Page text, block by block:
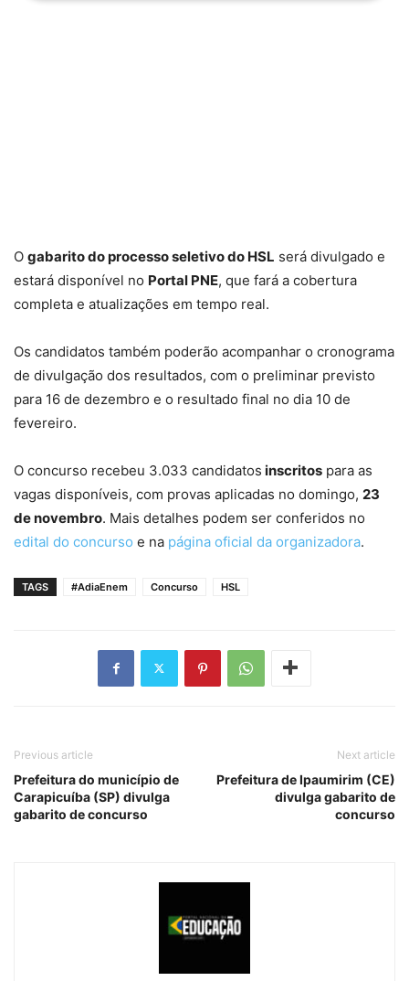
O gabarito do processo seletivo do HSL será divulgado e
estará disponível no Portal PNE, que fará a cobertura
completa e atualizações em tempo real.
Os candidatos também poderão acompanhar o cronograma
de divulgação dos resultados, com o preliminar previsto
para 16 de dezembro e o resultado final no dia 10 de
fevereiro.
O concurso recebeu 3.033 candidatos inscritos para as
vagas disponíveis, com provas aplicadas no domingo, 23
de novembro. Mais detalhes podem ser conferidos no
edital do concurso e na página oficial da organizadora.
TAGS #AdiaEnem Concurso HSL
Previous article
Prefeitura do município de
Carapicuíba (SP) divulga
gabarito de concurso
Next article
Prefeitura de Ipaumirim (CE)
divulga gabarito de
concurso